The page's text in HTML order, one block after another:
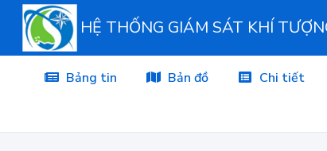
HỆ THỐNG GIÁM SÁT KHÍ
Bảng tin Bản đồ Chi tiết